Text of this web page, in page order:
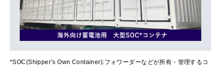
*SOC(Shipper’s Own Container):フォワーダーなどが所有・管理するコ